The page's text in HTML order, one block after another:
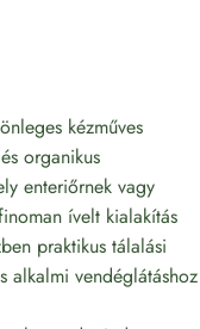
kézműves
organikus
enteriőrnek vagy
ívelt kialakítás
praktikus tálalási
alkalmi vendéglátáshoz